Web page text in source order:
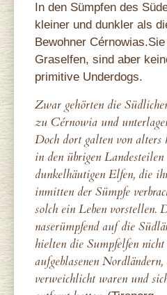
In den Sümpfen des
kleiner und dunkler als
Bewohner
Graselfen, sind aber
primitive Underdogs.
Zwar gehörten die
zu Cérnowia und
Doch dort galten von alters
in den übrigen Landesteilen
dunkelhäutigen Elfen, die
inmitten der Sümpfe
solch ein Leben vorstellen.
naserümpfend auf die
hielten die Sumpfelfen
aufgeblasenen
verweichlicht waren und